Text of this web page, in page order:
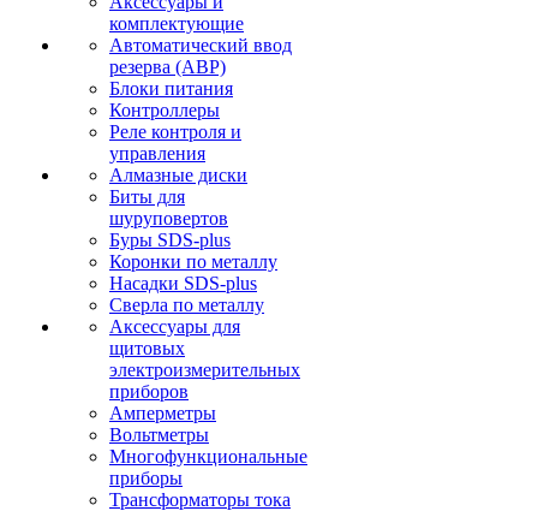
комплектующие
Автоматический ввод
резерва (АВР)
Блоки питания
Контроллеры
Реле контроля и
управления
Алмазные диски
Биты для
шуруповертов
Буры SDS-plus
Коронки по металлу
Насадки SDS-plus
Сверла по металлу
Аксессуары для
щитовых
электроизмерительных
приборов
Амперметры
Вольтметры
Многофункциональные
приборы
Трансформаторы тока